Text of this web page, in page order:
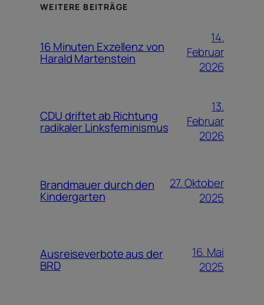
WEITERE BEITRÄGE
16 Minuten Exzellenz von
Harald Martenstein
14.
Februar
2026
CDU driftet ab Richtung
radikaler Linksfeminismus
13.
Februar
2026
Brandmauer durch den
Kindergarten
27. Oktober
2025
Ausreiseverbote aus der
BRD
16. Mai
2025